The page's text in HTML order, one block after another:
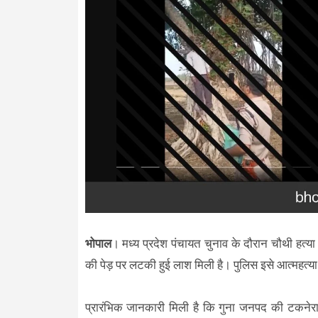
भोपाल। मध्य प्रदेश पंचायत चुनाव के दौरान चौथी
की पेड़ पर लटकी हुई लाश मिली है। पुलिस इसे
प्रारंभिक जानकारी मिली है कि गुना जनपद की